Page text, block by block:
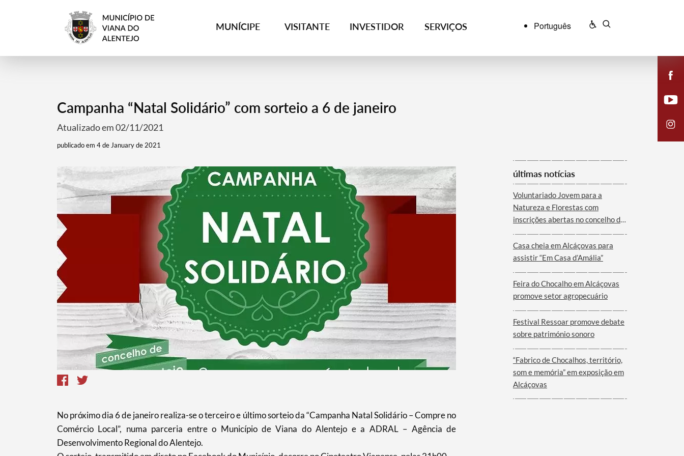
MUNÍCIPE VISITANTE INVESTIDOR SERVIÇOS Português
Termo de Pesquisa
Campanha “Natal Solidário” com sorteio a 6 de janeiro
Atualizado em 02/11/2021
publicado em 4 de January de 2021
No próximo dia 6 de janeiro realiza-se o terceiro e último sorteio da “Campanha Natal Solidário – Compre no
Comércio Local”, numa parceria entre o Município de Viana do Alentejo e a ADRAL – Agência de
Desenvolvimento Regional do Alentejo.
últimas notícias
Voluntariado Jovem para a
Natureza e Florestas com
inscrições abertas no concelho de
Casa cheia em Alcáçovas para
assistir “Em Casa d’Amália”
Feira do Chocalho em Alcáçovas
promove setor agropecuário
Festival Ressoar promove debate
sobre património sonoro
“Fabrico de Chocalhos, território,
som e memória” em exposição em
Alcáçovas